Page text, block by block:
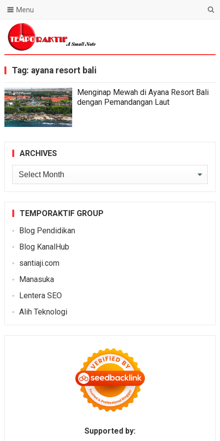
Blog Temporaktif
Menu
Tag: ayana resort bali
Menginap Mewah di Ayana Resort Bali
dengan Pemandangan Laut
ARCHIVES
Archives
TEMPORAKTIF GROUP
Blog Pendidikan
Blog KanalHub
santiaji.com
Manasuka
Lentera SEO
Alih Teknologi
Supported by: